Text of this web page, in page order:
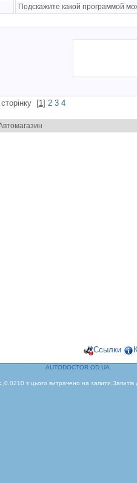
Подскажите какой программой
[1] 2 3 4
Ссылки
AUTODOCTOR.OD.UA
з цього витрачено на